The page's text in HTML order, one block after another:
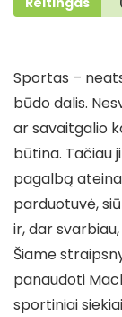
Sportas –
būdo dalis.
ar savaitgalio
būtina. Tačiau
pagalbą
parduotuvė,
ir, dar
Šiame
panaudoti
sportiniai